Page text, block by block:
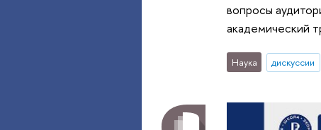
вопросы
академический
Наука дискуссии